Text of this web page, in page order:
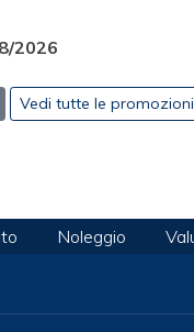
2026
Vedi tutte le promozioni
Noleggio